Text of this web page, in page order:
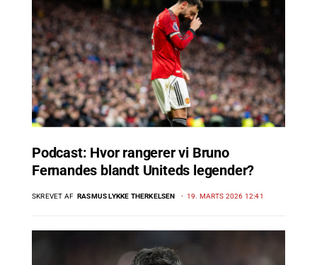
Podcast: Hvor rangerer vi Bruno
Fernandes blandt Uniteds legender?
SKREVET AF RASMUS LYKKE THERKELSEN 19. MARTS 2026 12:41